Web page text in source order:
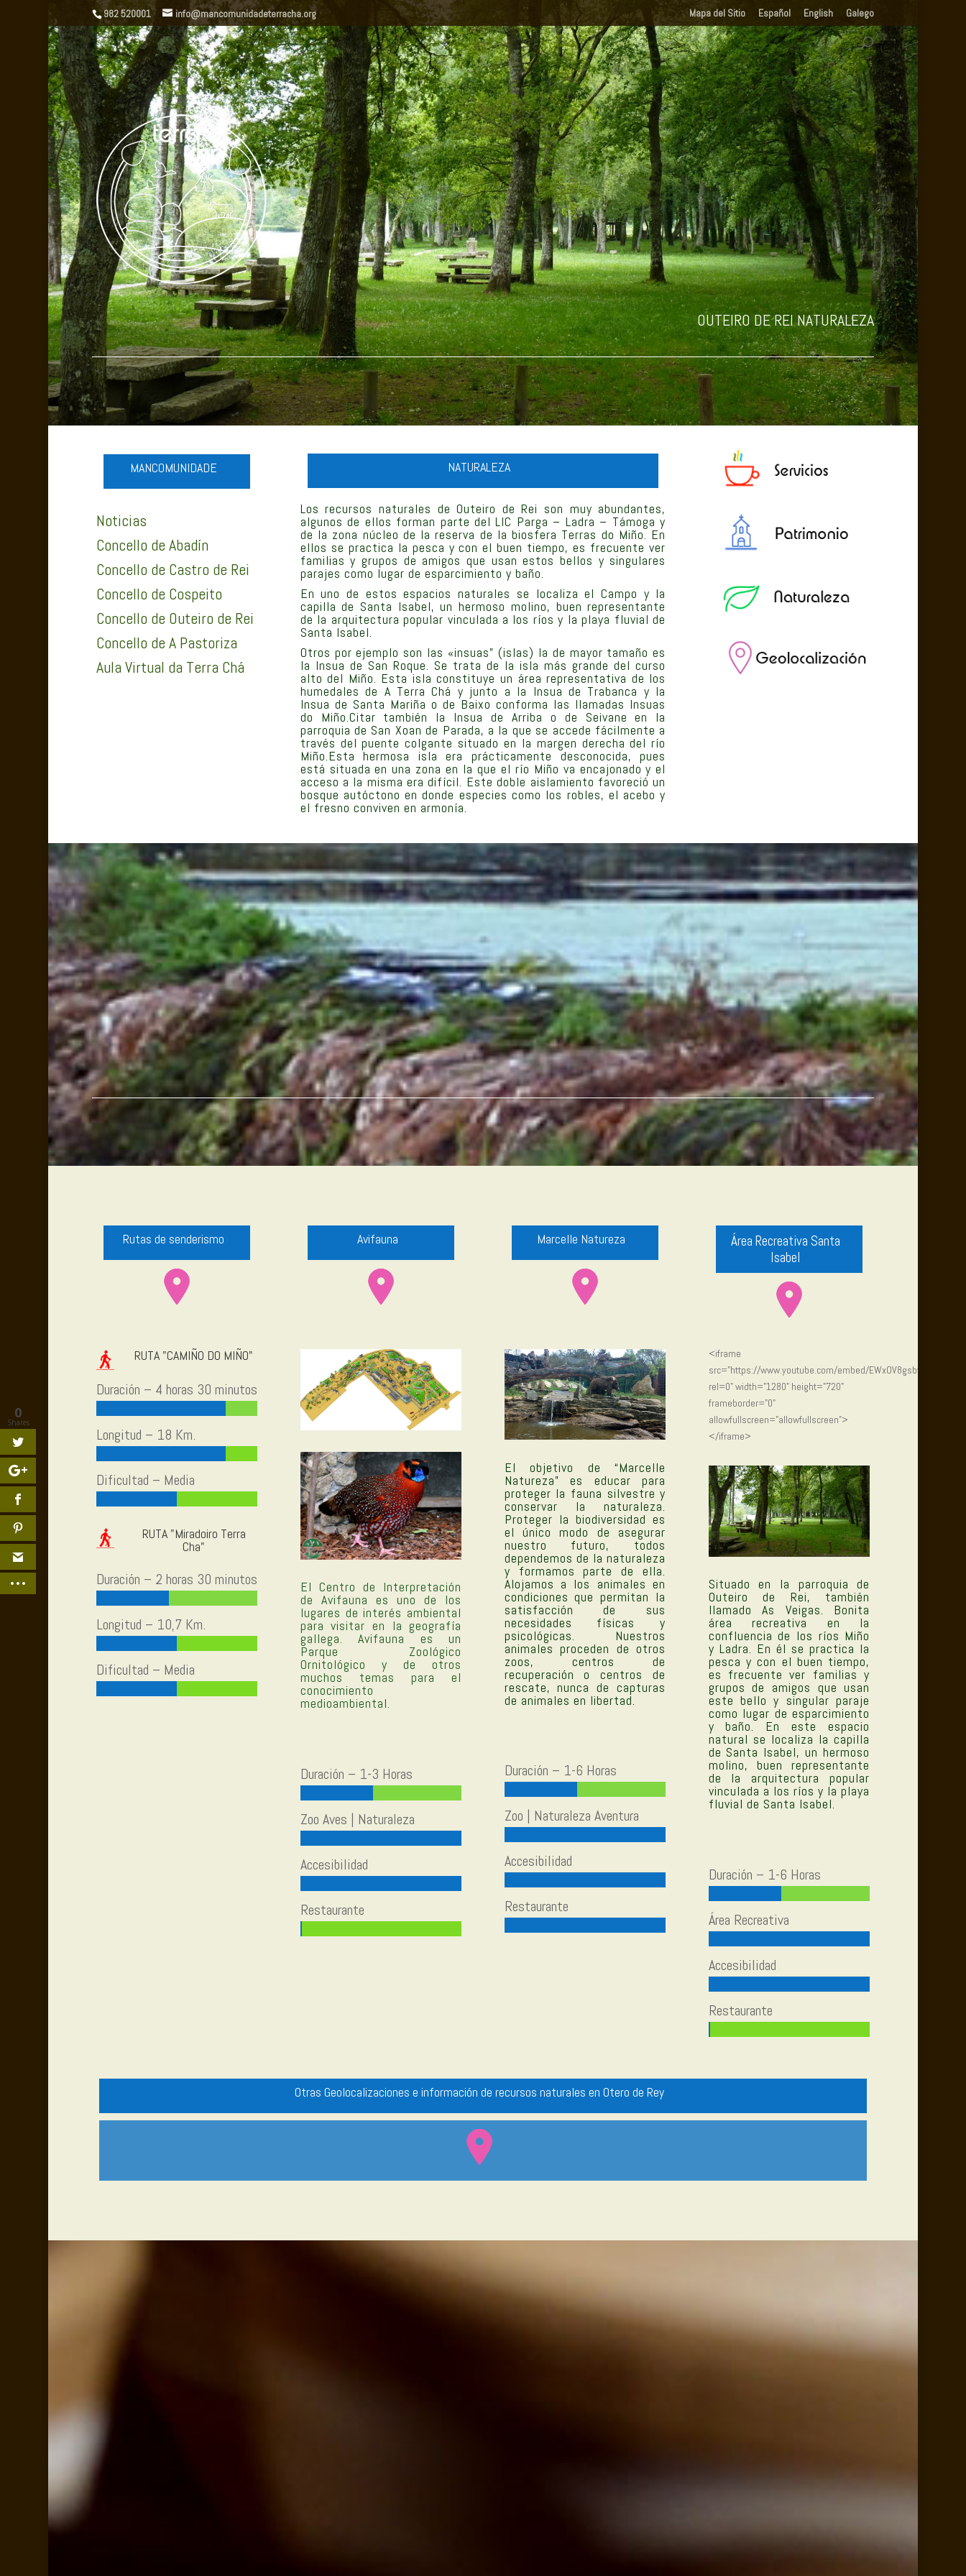
982 520001 info@mancomunidadeterracha.org Mapa del Sitio Español English Galego
.
OUTEIRO DE REI NATURALEZA
MANCOMUNIDADE
Noticias
Concello de Abadín
Concello de Castro de Rei
Concello de Cospeito
Concello de Outeiro de Rei
Concello de A Pastoriza
Aula Virtual da Terra Chá
NATURALEZA
Los recursos naturales de Outeiro de Rei son muy abundantes,
algunos de ellos forman parte del LIC Parga – Ladra – Támoga y
de la zona núcleo de la reserva de la biosfera Terras do Miño. En
ellos se practica la pesca y con el buen tiempo, es frecuente ver
familias y grupos de amigos que usan estos bellos y singulares
parajes como lugar de esparcimiento y baño.
En uno de estos espacios naturales se localiza el Campo y la
capilla de Santa Isabel, un hermoso molino, buen representante
de la arquitectura popular vinculada a los ríos y la playa fluvial de
Santa Isabel.
Otros por ejemplo son las «insuas” (islas) la de mayor tamaño es
la Insua de San Roque. Se trata de la isla más grande del curso
alto del Miño. Esta isla constituye un área representativa de los
humedales de A Terra Chá y junto a la Insua de Trabanca y la
Insua de Santa Mariña o de Baixo conforma las llamadas Insuas
do Miño.Citar también la Insua de Arriba o de Seivane en la
parroquia de San Xoan de Parada, a la que se accede fácilmente a
través del puente colgante situado en la margen derecha del río
Miño.Esta hermosa isla era prácticamente desconocida, pues
está situada en una zona en la que el río Miño va encajonado y el
acceso a la misma era difícil. Este doble aislamiento favoreció un
bosque autóctono en donde especies como los robles, el acebo y
el fresno conviven en armonía.
Rutas de senderismo
RUTA "CAMIÑO DO MIÑO"
Duración – 4 horas 30 minutos
Longitud – 18 Km.
Dificultad – Media
RUTA "Miradoiro Terra
Cha"
Duración – 2 horas 30 minutos
Longitud – 10,7 Km.
Dificultad – Media
Avifauna
El Centro de Interpretación
de Avifauna es uno de los
lugares de interés ambiental
para visitar en la geografía
gallega. Avifauna es un
Parque Zoológico
Ornitológico y de otros
muchos temas para el
conocimiento
medioambiental.
Duración – 1-3 Horas
Zoo Aves | Naturaleza
Accesibilidad
Restaurante
Marcelle Natureza
El objetivo de “Marcelle
Natureza” es educar para
proteger la fauna silvestre y
conservar la naturaleza.
Proteger la biodiversidad es
el único modo de asegurar
nuestro futuro, todos
dependemos de la naturaleza
y formamos parte de ella.
Alojamos a los animales en
condiciones que permitan la
satisfacción de sus
necesidades físicas y
psicológicas. Nuestros
animales proceden de otros
zoos, centros de
recuperación o centros de
rescate, nunca de capturas
de animales en libertad.
Duración – 1-6 Horas
Zoo | Naturaleza Aventura
Accesibilidad
Restaurante
Área Recreativa Santa
Isabel
<iframe
src="https://www.youtube.com/embed/EWxOV8gsbvQ?
rel=0" width="1280" height="720"
frameborder="0"
allowfullscreen="allowfullscreen">
</iframe>
Situado en la parroquia de
Outeiro de Rei, también
llamado As Veigas. Bonita
área recreativa en la
confluencia de los ríos Miño
y Ladra. En él se practica la
pesca y con el buen tiempo,
es frecuente ver familias y
grupos de amigos que usan
este bello y singular paraje
como lugar de esparcimiento
y baño. En este espacio
natural se localiza la capilla
de Santa Isabel, un hermoso
molino, buen representante
de la arquitectura popular
vinculada a los ríos y la playa
fluvial de Santa Isabel.
Duración – 1-6 Horas
Área Recreativa
Accesibilidad
Restaurante
Otras Geolocalizaciones e información de recursos naturales en Otero de Rey
0
Shares